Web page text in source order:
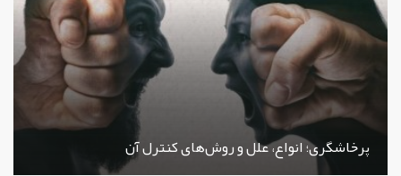
پرخاشگری؛ انواع، علل و روش‌های کنترل آن